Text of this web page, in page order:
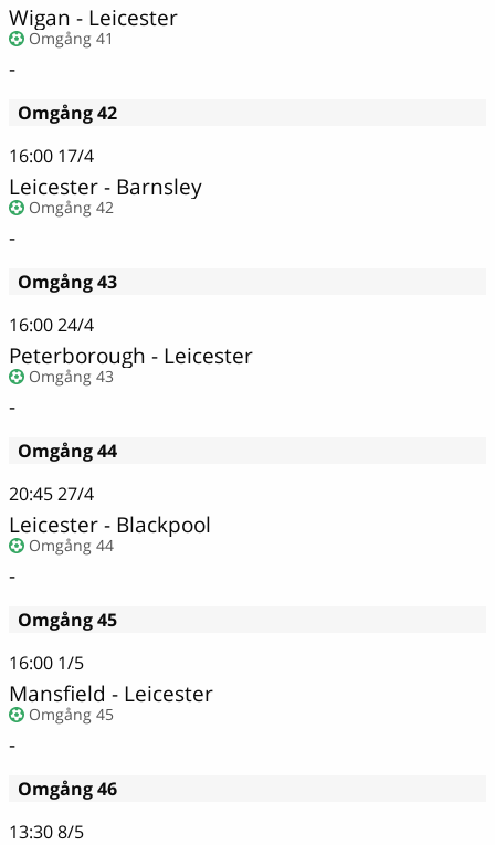
Wigan - Leicester
Omgång 41
-
Omgång 42
16:00 17/4
Leicester - Barnsley
Omgång 42
-
Omgång 43
16:0024/4
Peterborough - Leicester
Omgång 43
-
Omgång 44
20:4527/4
Leicester - Blackpool
Omgång 44
-
Omgång 45
16:00 1/5
Mansfield - Leicester
Omgång 45
-
Omgång 46
13:308/5